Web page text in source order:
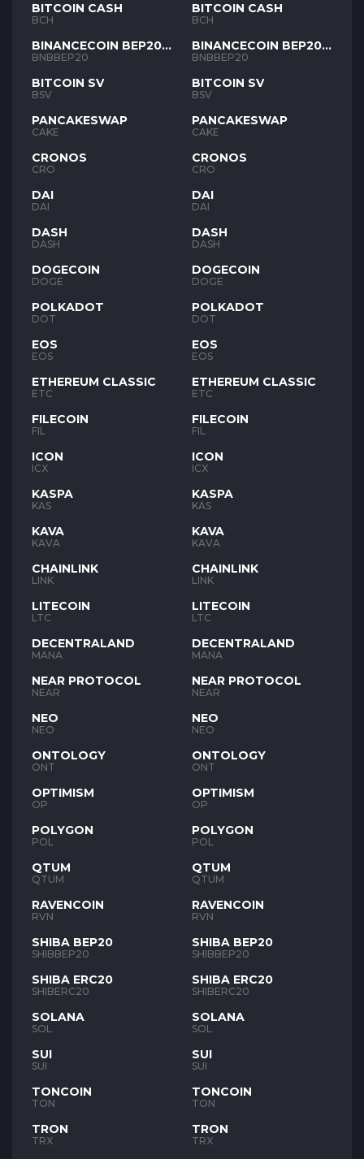
BITCOIN CASH
BCH
BINANCECOIN BEP20
BNB
BNBBEP20
BITCOIN SV
BSV
PANCAKESWAP
CAKE
CRONOS
CRO
DAI
DAI
DASH
DASH
DOGECOIN
DOGE
POLKADOT
DOT
EOS
EOS
ETHEREUM CLASSIC
ETC
FILECOIN
FIL
ICON
ICX
KASPA
KAS
KAVA
KAVA
CHAINLINK
LINK
LITECOIN
LTC
DECENTRALAND
MANA
NEAR PROTOCOL
NEAR
NEO
NEO
ONTOLOGY
ONT
OPTIMISM
OP
POLYGON
POL
QTUM
QTUM
RAVENCOIN
RVN
SHIBA BEP20
SHIBBEP20
SHIBA ERC20
SHIBERC20
SOLANA
SOL
SUI
SUI
TONCOIN
TON
TRON
TRX
BITCOIN CASH
BCH
BINANCECOIN BEP20
BNB
BNBBEP20
BITCOIN SV
BSV
PANCAKESWAP
CAKE
CRONOS
CRO
DAI
DAI
DASH
DASH
DOGECOIN
DOGE
POLKADOT
DOT
EOS
EOS
ETHEREUM CLASSIC
ETC
FILECOIN
FIL
ICON
ICX
KASPA
KAS
KAVA
KAVA
CHAINLINK
LINK
LITECOIN
LTC
DECENTRALAND
MANA
NEAR PROTOCOL
NEAR
NEO
NEO
ONTOLOGY
ONT
OPTIMISM
OP
POLYGON
POL
QTUM
QTUM
RAVENCOIN
RVN
SHIBA BEP20
SHIBBEP20
SHIBA ERC20
SHIBERC20
SOLANA
SOL
SUI
SUI
TONCOIN
TON
TRON
TRX